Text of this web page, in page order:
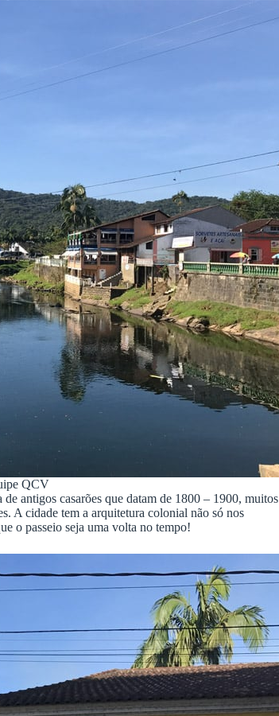
QCV
antigos casarões que datam de 1800 – 1900, muitos
A cidade tem a arquitetura colonial não só nos
o passeio seja uma volta no tempo!